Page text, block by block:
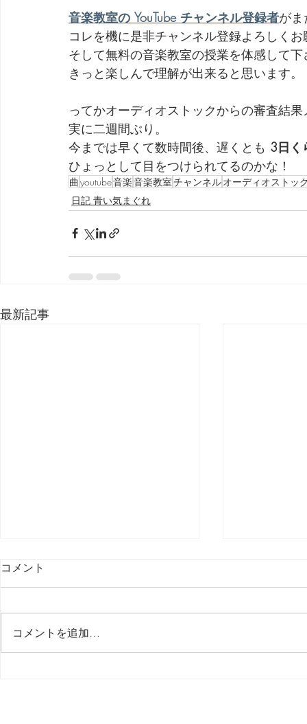
音楽教室の YouTube チャンネル登録者が
コレを機に是非チャンネル登録よろしく
そして無料の音楽教室の授業を体感して下
きっと楽しんで理解が出来ると思います。
ってかオーディオストックからの審査結
実に二週間ぶり。
今までは早くて数時間後、遅くとも 3日く
ひょっとして目をつけられてるのかな！
曲 youtube音楽音楽教室チャンネルオーディオストッ
日記 青い気まぐれ
最新記事
最後の日記です
コメント
コメントを追加…